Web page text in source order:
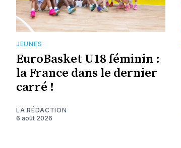
JEUNES
EuroBasket U18 féminin :
la France dans le dernier
carré !
LA RÉDACTION
6 août 2026